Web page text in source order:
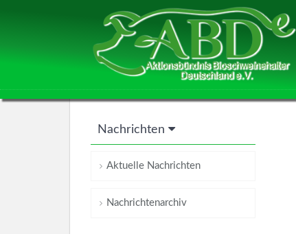
Nachrichten
Aktuelle Nachrichten
Nachrichtenarchiv